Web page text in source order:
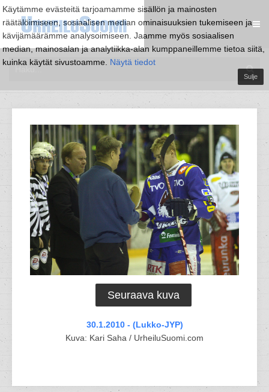
Käytämme evästeitä tarjoamamme sisällön ja mainosten
räätälöimiseen, sosiaalisen median ominaisuuksien tukemiseen ja
kävijämäärämme analysoimiseen. Jaamme myös sosiaalisen
median, mainosalan ja analytiikka-alan kumppaneillemme tietoa siitä,
kuinka käytät sivustoamme. Näytä tiedot
Sulje
Seuraava kuva
30.1.2010 - (Lukko-JYP)
Kuva: Kari Saha / UrheiluSuomi.com